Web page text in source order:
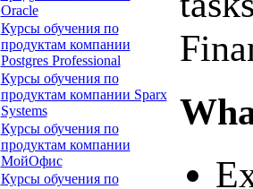
Oracle
Курсы обучения по
продуктам компании
Postgres Professional
Курсы обучения по
продуктам компании Sparx
Systems
Курсы обучения по
продуктам компании
МойОфис
Курсы обучения по